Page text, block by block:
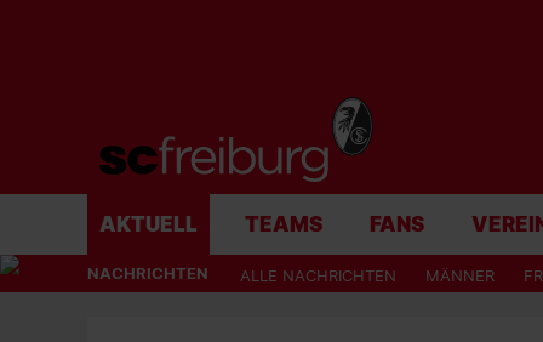
AKTUELL TEAMS FANS VEREIN
NACHRICHTEN ALLE NACHRICHTEN MÄNNER